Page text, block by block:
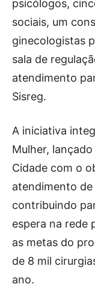
psicólogos,
sociais, um
ginecologistas
sala de
atendimento
Sisreg.
A iniciativa
Mulher,
Cidade com o
atendimento de
contribuindo
espera na rede
as metas do
de 8 mil
ano.